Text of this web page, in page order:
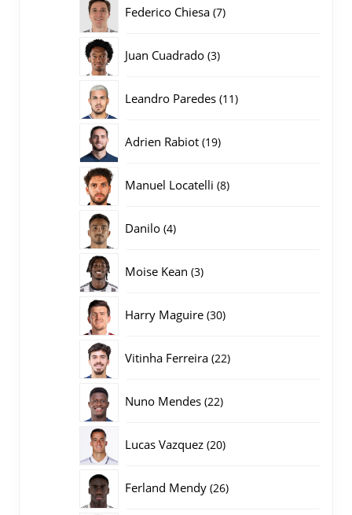
Federico Chiesa 77
Juan Cuadrado 33
Leandro Paredes 1111
Adrien Rabiot 1919
Manuel Locatelli 88
Danilo 44
Moise Kean 33
Harry Maguire 3030
Vitinha Ferreira 2222
Nuno Mendes 2222
Lucas Vazquez 2020
Ferland Mendy 2626